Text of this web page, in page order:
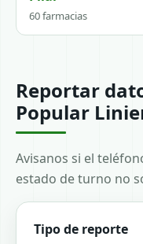
60 farmacias
Reportar
Popular
Avisanos si el
estado de turno no
Tipo de reporte